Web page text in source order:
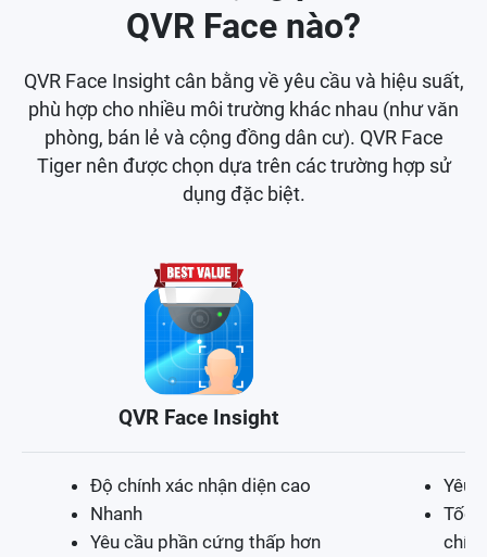
QVR Face nào?
QVR Face Insight cân bằng về yêu cầu và hiệu suất,
phù hợp cho nhiều môi trường khác nhau (như văn
phòng, bán lẻ và cộng đồng dân cư). QVR Face
Tiger nên được chọn dựa trên các trường hợp sử
dụng đặc biệt.
QVR Face Insight
Độ chính xác nhận diện cao
Nhanh
Yêu cầu phần cứng thấp hơn
Yêu
Tốc